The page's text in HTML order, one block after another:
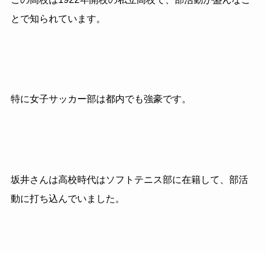
とで知られています。
特に女子サッカー部は都内でも強豪です。
坂井さんは高校時代はソフトテニス部に在籍して、部活
動に打ち込んでいました。